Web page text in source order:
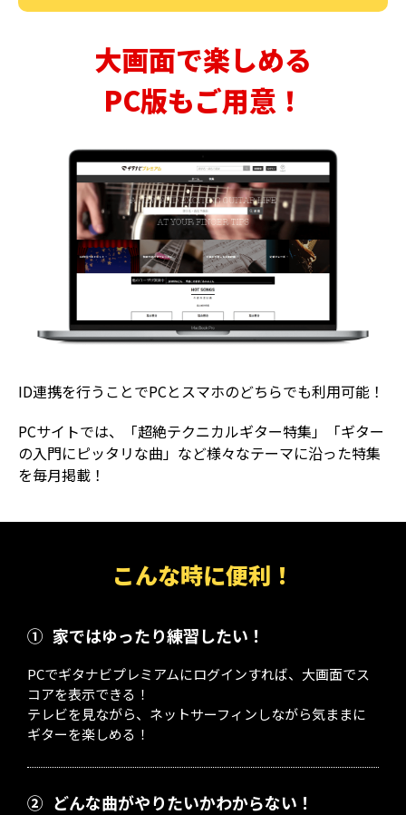
大画面で楽しめる
PC版もご用意！
ID連携を行うことでPCとスマホのどちらでも利用可能！
PCサイトでは、「超絶テクニカルギター特集」「ギター
の入門にピッタリな曲」など様々なテーマに沿った特集
を毎月掲載！
こんな時に便利！
① 家ではゆったり練習したい！
PCでギタナビプレミアムにログインすれば、大画面でス
コアを表示できる！
テレビを見ながら、ネットサーフィンしながら気ままに
ギターを楽しめる！
② どんな曲がやりたいかわからない！